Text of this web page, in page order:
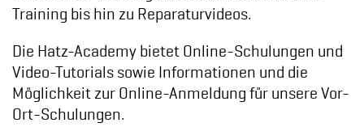
Training bis hin zu Reparaturvideos.
Die Hatz-Academy bietet Online-Schulungen und
Video-Tutorials sowie Informationen und die
Möglichkeit zur Online-Anmeldung für unsere Vor-
Ort-Schulungen.